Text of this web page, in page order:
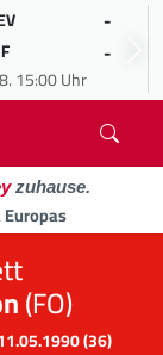
-
-
15:00 Uhr
zuhause.
(FO)
(36)